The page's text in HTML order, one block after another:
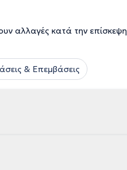
αλλαγές κατά την επίσκεψη
& Επεμβάσεις